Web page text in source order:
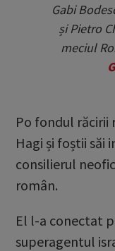
Gabi
și Pietro
meciul
Po fondul
Hagi și foștii săi
consilierul
român.
El l-a conectat
superagentul